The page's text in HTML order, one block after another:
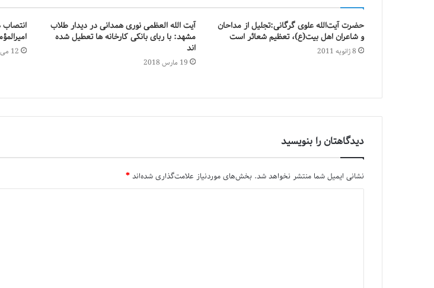
حضرت آیت‌الله علوی گرگانی:تجلیل از مداحان
و شاعران اهل بیت‌(ع)، تعظیم شعائر است
8 ژانویه 2011
آیت الله العظمی نوری همدانی در دیدار طلاب
مشهد: با ربای بانکی کارخانه ها تعطیل شده
اند
19 مارس 2018
12 می 2018
دیدگاهتان را بنویسید
نشانی ایمیل شما منتشر نخواهد شد. بخش‌های موردنیاز علامت‌گذاری شده‌اند*